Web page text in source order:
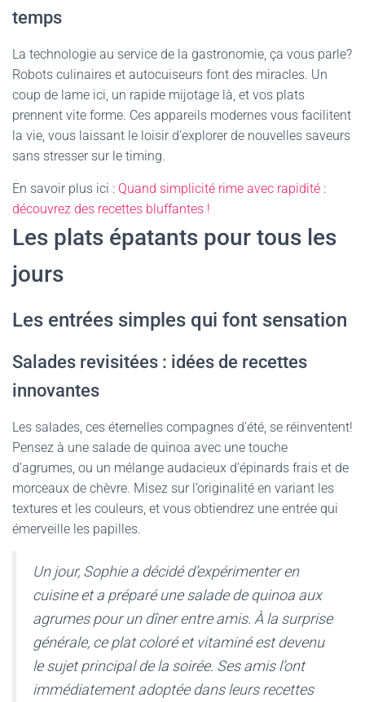
temps
La technologie au service de la gastronomie, ça vous parle?
Robots culinaires et autocuiseurs font des miracles. Un
coup de lame ici, un rapide mijotage là, et vos plats
prennent vite forme. Ces appareils modernes vous facilitent
la vie, vous laissant le loisir d’explorer de nouvelles saveurs
sans stresser sur le timing.
En savoir plus ici : Quand simplicité rime avec rapidité :
découvrez des recettes bluffantes !
Les plats épatants pour tous les
jours
Les entrées simples qui font sensation
Salades revisitées : idées de recettes
innovantes
Les salades, ces éternelles compagnes d’été, se réinventent!
Pensez à une salade de quinoa avec une touche
d’agrumes, ou un mélange audacieux d’épinards frais et de
morceaux de chèvre. Misez sur l’originalité en variant les
textures et les couleurs, et vous obtiendrez une entrée qui
émerveille les papilles.
Un jour, Sophie a décidé d’expérimenter en
cuisine et a préparé une salade de quinoa aux
agrumes pour un dîner entre amis. À la surprise
générale, ce plat coloré et vitaminé est devenu
le sujet principal de la soirée. Ses amis l’ont
immédiatement adoptée dans leurs recettes